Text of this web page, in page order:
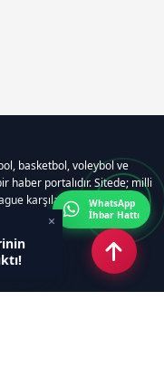
×
basketbol, voleybol ve
portalıdır. Sitede; milli
karşılaşmaları, transfer
almaktadır.
WhatsApp
İhbar Hattı